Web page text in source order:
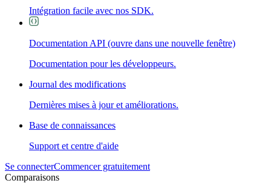
Intégration facile avec nos SDK.
Documentation API (ouvre dans une nouvelle fenêtre)
Documentation pour les développeurs.
Journal des modifications
Dernières mises à jour et améliorations.
Base de connaissances
Support et centre d'aide
Se connecterCommencer gratuitement
Comparaisons